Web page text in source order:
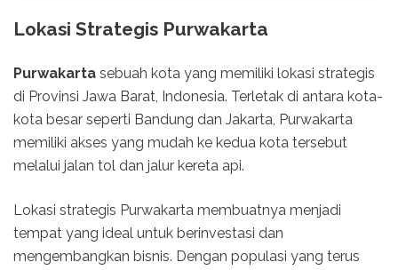
Lokasi Strategis Purwakarta
Purwakarta sebuah kota yang memiliki lokasi strategis
di Provinsi Jawa Barat, Indonesia. Terletak di antara kota-
kota besar seperti Bandung dan Jakarta, Purwakarta
memiliki akses yang mudah ke kedua kota tersebut
melalui jalan tol dan jalur kereta api.
Lokasi strategis Purwakarta membuatnya menjadi
tempat yang ideal untuk berinvestasi dan
mengembangkan bisnis. Dengan populasi yang terus